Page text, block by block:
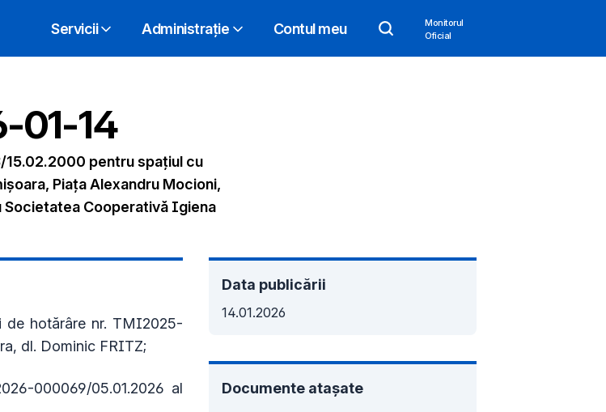
Servicii Administrație Contul meu
Monitorul
Oficial
01-14
15.02.2000 pentru spațiul cu
Piața Alexandru Mocioni,
Societatea Cooperativă Igiena
de hotărâre nr. TMI2025-
dl. Dominic FRITZ;
000069/05.01.2026 al
Data publicării
14.01.2026
Documente atașate